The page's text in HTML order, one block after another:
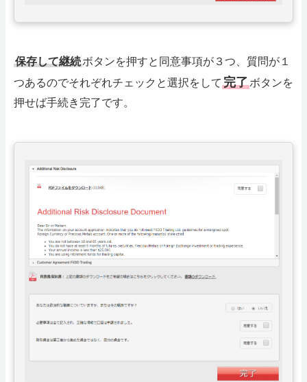
保存して継続ボタンを押すと同意事項が３つ、質問が１
つあるのでそれぞれチェックと選択をして 完了ボタンを
押せば手続き完了です。